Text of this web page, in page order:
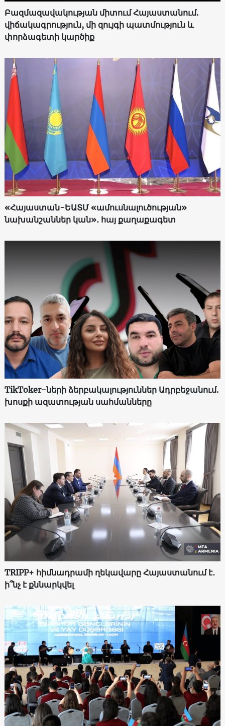
Բազմազավակության միտում Հայաստանում.
վիճակագրություն, մի զույգի պատմություն և
փորձագետի կարծիք
«Հայաստան-ԵԱՏՄ «ամուսնալուծության»
նախանշաններ կան»․ հայ քաղաքագետ
TikToker-ների ձերբակալություններ Ադրբեջանում.
խոսքի ազատության սահմանները
TRIPP+ հիմնադրամի ղեկավարը Հայաստանում է․
ի՞նչ է քննարկվել